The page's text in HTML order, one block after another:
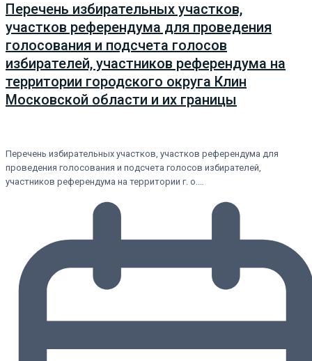
Перечень избирательных участков,
участков референдума для проведения
голосования и подсчета голосов
избирателей, участников референдума на
территории городского округа Клин
Московской области и их границы
Перечень избирательных участков, участков референдума для
проведения голосования и подсчета голосов избирателей,
участников референдума на территории г. о.…